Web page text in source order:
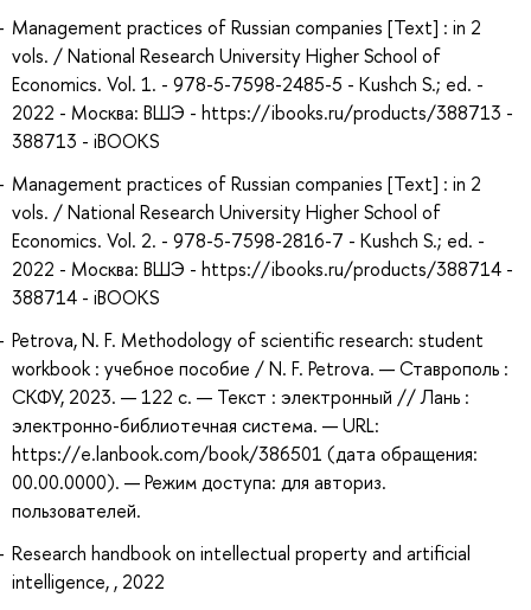
Management practices of Russian companies [Text] : in 2
vols. / National Research University Higher School of
Economics. Vol. 1. - 978-5-7598-2485-5 - Kushch S.; ed. -
2022 - Москва: ВШЭ - https://ibooks.ru/products/388713 -
388713 - iBOOKS
Management practices of Russian companies [Text] : in 2
vols. / National Research University Higher School of
Economics. Vol. 2. - 978-5-7598-2816-7 - Kushch S.; ed. -
2022 - Москва: ВШЭ - https://ibooks.ru/products/388714 -
388714 - iBOOKS
Petrova, N. F. Methodology of scientific research: student
workbook : учебное пособие / N. F. Petrova. — Ставрополь :
СКФУ, 2023. — 122 с. — Текст : электронный // Лань :
электронно-библиотечная система. — URL:
https://e.lanbook.com/book/386501 (дата обращения:
00.00.0000). — Режим доступа: для авториз.
пользователей.
Research handbook on intellectual property and artificial
intelligence, , 2022